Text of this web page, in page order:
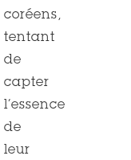
coréens,
tentant
de
capter
l’essence
de
leur